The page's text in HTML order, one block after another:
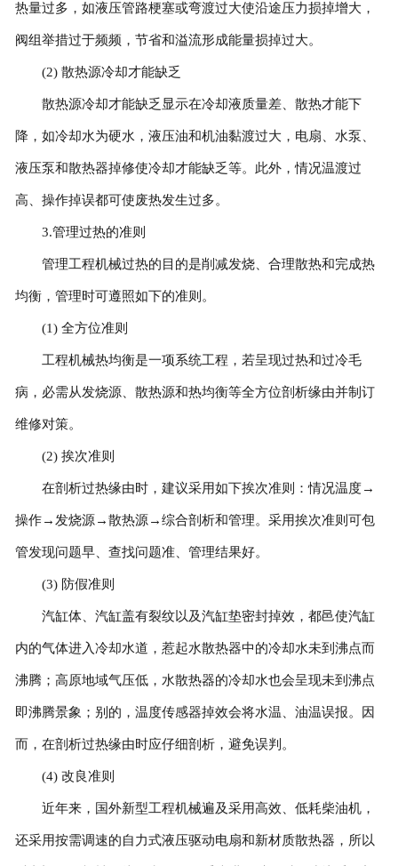
热量过多，如液压管路梗塞或弯渡过大使沿途压力损掉增大，
阀组举措过于频频，节省和溢流形成能量损掉过大。
(2) 散热源冷却才能缺乏
散热源冷却才能缺乏显示在冷却液质量差、散热才能下
降，如冷却水为硬水，液压油和机油黏渡过大，电扇、水泵、
液压泵和散热器掉修使冷却才能缺乏等。此外，情况温渡过
高、操作掉误都可使废热发生过多。
3.管理过热的准则
管理工程机械过热的目的是削减发烧、合理散热和完成热
均衡，管理时可遵照如下的准则。
(1) 全方位准则
工程机械热均衡是一项系统工程，若呈现过热和过冷毛
病，必需从发烧源、散热源和热均衡等全方位剖析缘由并制订
维修对策。
(2) 挨次准则
在剖析过热缘由时，建议采用如下挨次准则：情况温度→
操作→发烧源→散热源→综合剖析和管理。采用挨次准则可包
管发现问题早、查找问题准、管理结果好。
(3) 防假准则
汽缸体、汽缸盖有裂纹以及汽缸垫密封掉效，都邑使汽缸
内的气体进入冷却水道，惹起水散热器中的冷却水未到沸点而
沸腾；高原地域气压低，水散热器的冷却水也会呈现未到沸点
即沸腾景象；别的，温度传感器掉效会将水温、油温误报。因
而，在剖析过热缘由时应仔细剖析，避免误判。
(4) 改良准则
近年来，国外新型工程机械遍及采用高效、低耗柴油机，
还采用按需调速的自力式液压驱动电扇和新材质散热器，所以